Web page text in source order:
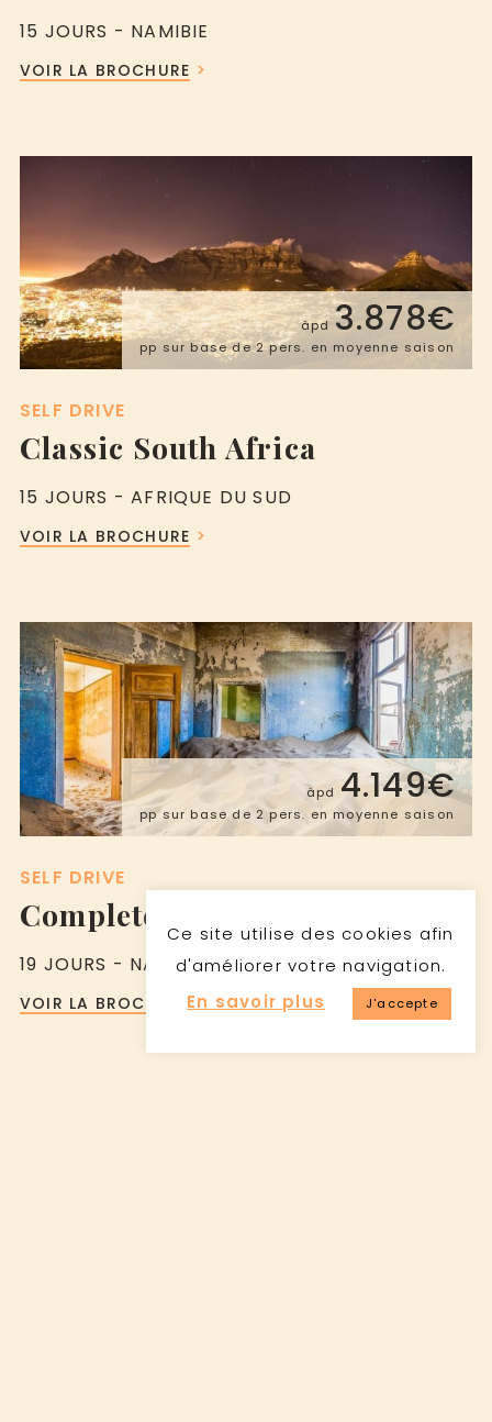
15 JOURS - NAMIBIE
VOIR LA BROCHURE
àpd 3.878€
pp sur base de 2 pers. en moyenne saison
SELF DRIVE
Classic South Africa
15 JOURS - AFRIQUE DU SUD
VOIR LA BROCHURE
àpd 4.149€
pp sur base de 2 pers. en moyenne saison
SELF DRIVE
Complete Namibia
19 JOURS - NAMIBIE
VOIR LA BROCHURE
Ce site utilise des cookies afin
d'améliorer votre navigation.
En savoir plus
J'accepte